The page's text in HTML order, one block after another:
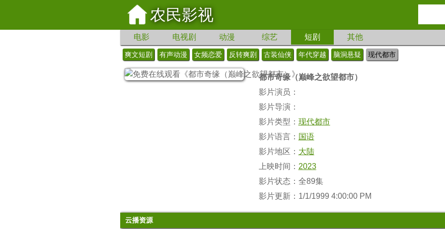
农民影视
电影 电视剧 动漫 综艺 短剧 其他
爽文短剧 有声动漫 女频恋爱 反转爽剧 古装仙侠 年代穿越 脑洞悬疑 现代都市
都市奇缘（巅峰之欲望都市）
影片演员：
影片导演：
影片类型： 现代都市
影片语言： 国语
影片地区： 大陆
上映时间： 2023
影片状态：全89集
影片更新：1/1/1999 4:00:00 PM
云播资源